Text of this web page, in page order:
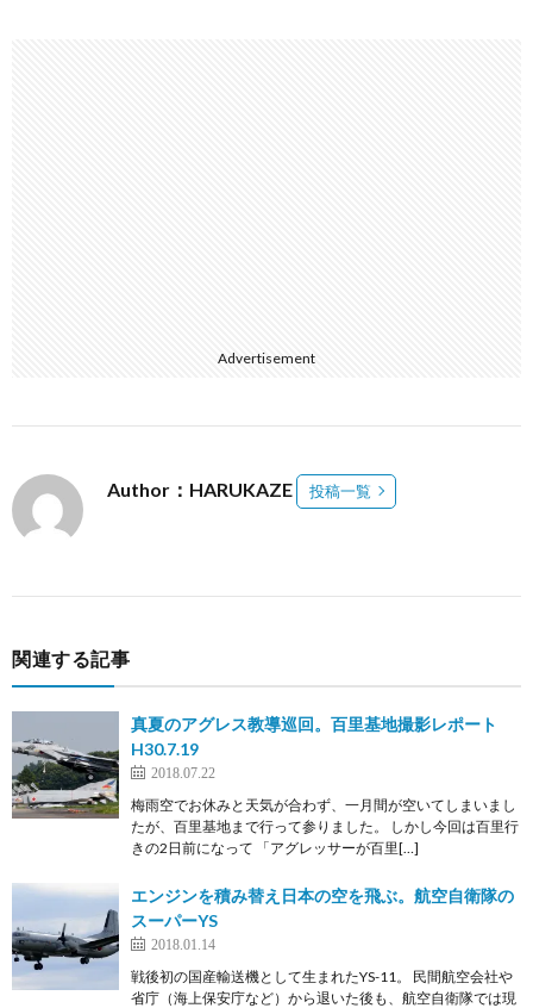
Advertisement
Author：HARUKAZE 投稿一覧
関連する記事
真夏のアグレス教導巡回。百里基地撮影レポート
H30.7.19
2018.07.22
梅雨空でお休みと天気が合わず、一月間が空いてしまいまし
たが、百里基地まで行って参りました。 しかし今回は百里行
きの2日前になって 「アグレッサーが百里[…]
エンジンを積み替え日本の空を飛ぶ。航空自衛隊の
スーパーYS
2018.01.14
戦後初の国産輸送機として生まれたYS-11。 民間航空会社や
省庁（海上保安庁など）から退いた後も、航空自衛隊では現